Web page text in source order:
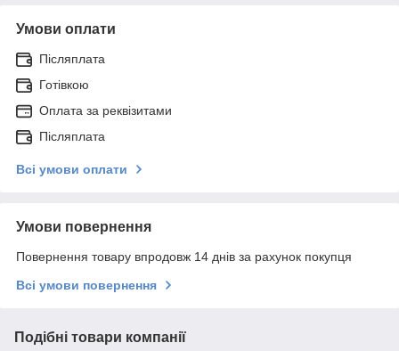
Умови оплати
Післяплата
Готівкою
Оплата за реквізитами
Післяплата
Всі умови оплати
Умови повернення
Повернення товару впродовж 14 днів за рахунок покупця
Всі умови повернення
Подібні товари компанії